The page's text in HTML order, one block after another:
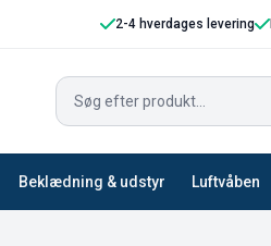
2-4 hverdages levering
Beklædning & udstyr Luftvåben